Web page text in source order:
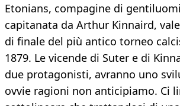
Etonians, compagine di
capitanata da Arthur Kinnaird,
di finale del più antico torneo
1879. Le vicende di Suter e di
due protagonisti, avranno uno
ovvie ragioni non anticipiamo. Ci